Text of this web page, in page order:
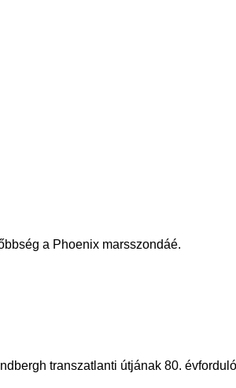
a Phoenix marsszondáé.
transzatlanti útjának 80.